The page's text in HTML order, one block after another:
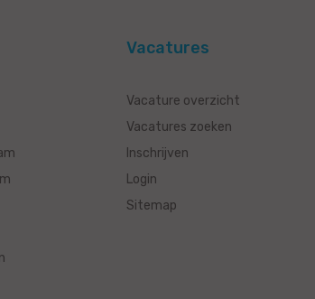
Vacatures
Vacature overzicht
Vacatures zoeken
Inschrijven
Login
Sitemap